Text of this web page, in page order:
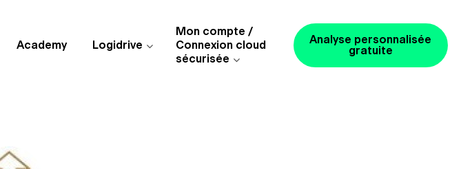
Academy Logidrive
Mon compte /
Connexion cloud
sécurisée
Analyse personnalisée
gratuite